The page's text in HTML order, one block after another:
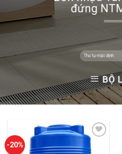
đứng
BỘ
-20%
Add to
wishlist